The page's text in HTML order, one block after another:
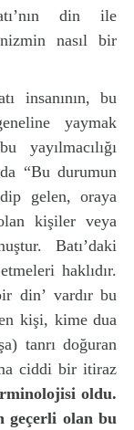
din ile
nasıl bir
insanının, bu
yaymak
“Bu durumun
gelen, oraya
kişiler veya
Batı’daki
haklıdır.
din’ vardır bu
kişi, kime dua
tanrı doğuran
ciddi bir itiraz
oldu.
geçerli olan bu